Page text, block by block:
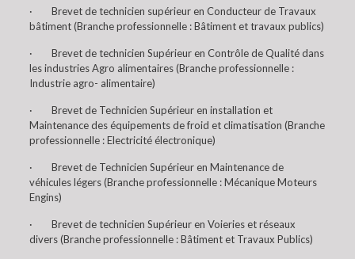
· Brevet de technicien supérieur en Conducteur de Travaux
bâtiment (Branche professionnelle : Bâtiment et travaux publics)
· Brevet de technicien Supérieur en Contrôle de Qualité dans
les industries Agro alimentaires (Branche professionnelle :
Industrie agro- alimentaire)
· Brevet de Technicien Supérieur en installation et
Maintenance des équipements de froid et climatisation (Branche
professionnelle : Electricité électronique)
· Brevet de Technicien Supérieur en Maintenance de
véhicules légers (Branche professionnelle : Mécanique Moteurs
Engins)
· Brevet de technicien Supérieur en Voieries et réseaux
divers (Branche professionnelle : Bâtiment et Travaux Publics)